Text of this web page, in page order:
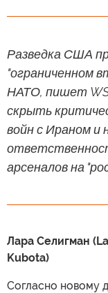
Разведка США
"ограниченном
НАТО, пишет
скрыть
войн с Ираном и
арсеналов на
Лара Селигман
Kubota)
Согласно новому